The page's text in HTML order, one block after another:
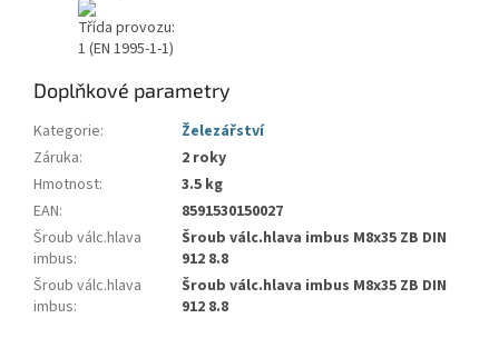
Třída provozu:
1 (EN 1995-1-1)
Doplňkové parametry
Kategorie:
Železářství
Záruka:
2 roky
Hmotnost:
3.5 kg
EAN:
8591530150027
Šroub válc.hlava
imbus:
Šroub válc.hlava imbus M8x35 ZB DIN
912 8.8
Šroub válc.hlava
imbus:
Šroub válc.hlava imbus M8x35 ZB DIN
912 8.8